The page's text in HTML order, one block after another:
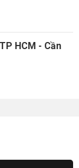
HCM - Cần